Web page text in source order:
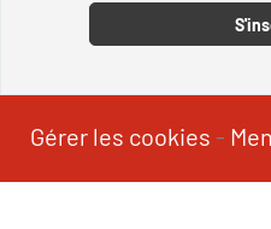
Gérer les cookies -